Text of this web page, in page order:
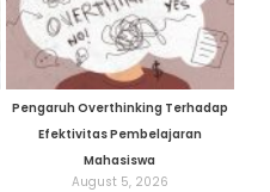
Pengaruh Overthinking Terhadap
Efektivitas Pembelajaran
Mahasiswa
August 5, 2026